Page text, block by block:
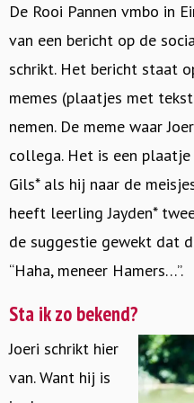
De Rooi Pannen vmbo in
van een bericht op de
schrikt. Het bericht staat
memes (plaatjes met
nemen. De meme waar
collega. Het is een plaatje
Gils* als hij naar de
heeft leerling Jayden*
de suggestie gewekt dat
“Haha, meneer Hamers…”.
Sta ik zo bekend?
Joeri schrikt hier
van. Want hij is